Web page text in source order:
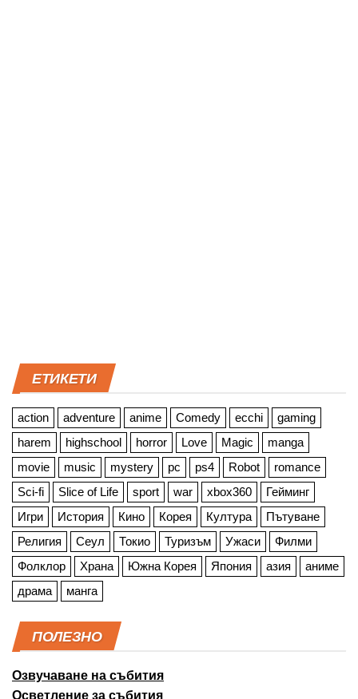
ЕТИКЕТИ
action adventure anime Comedy ecchi
gaming
harem
highschool horror Love Magic
manga
movie
music mystery pc ps4 Robot
romance
Sci-fi
Slice of Life sport war xbox360
Гейминг
Игри
История Кино Корея Култура
Пътуване
Религия
Сеул Токио Туризъм Ужаси
Филми
Фолклор
Храна Южна Корея Япония азия
аниме
драма
манга
ПОЛЕЗНО
Озвучаване на събития
Осветление за събития